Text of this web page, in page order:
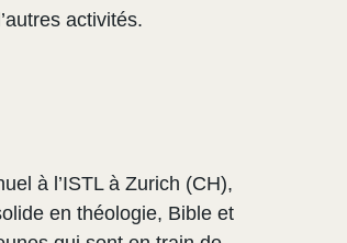
activités.
à l’ISTL à Zurich (CH),
en théologie, Bible et